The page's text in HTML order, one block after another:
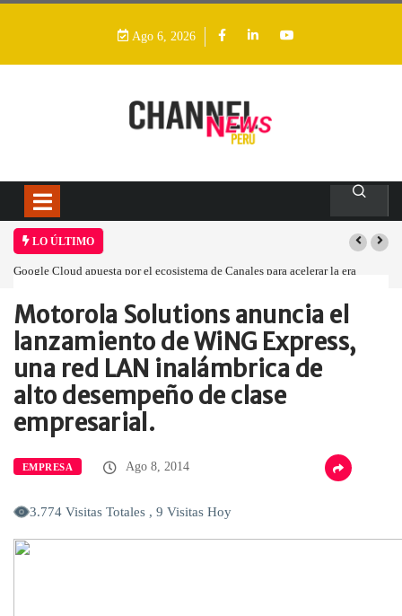
Ago 6, 2026
LO ÚLTIMO
Canales para acelerar la era Las causas del impulso al alza en el precio de
Home Empresa Motorola Solutions anuncia…
Motorola Solutions anuncia el
lanzamiento de WiNG Express,
una red LAN inalámbrica de
alto desempeño de clase
empresarial.
EMPRESA Ago 8, 2014
3.774 Visitas Totales , 9 Visitas Hoy